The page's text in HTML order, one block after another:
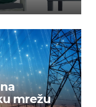
mrežu